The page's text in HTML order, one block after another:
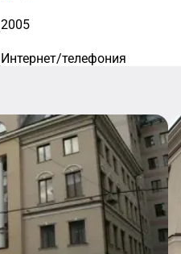
2005
Интернет/телефония